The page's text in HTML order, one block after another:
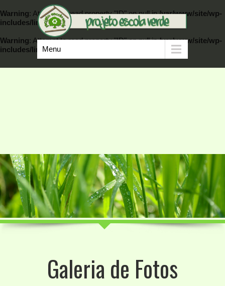
Warning: Attempt to read property "ID" on null in/var/www/site/wp-
includes/link-template.phpon line389
Warning: Attempt to read property "ID" on null in/var/www/site/wp-
includes/link-template.php
Menu
Galeria de Fotos